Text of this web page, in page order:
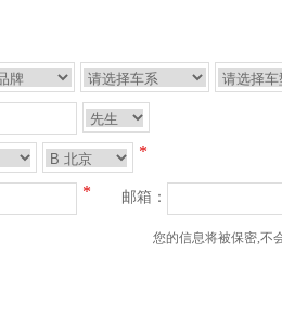
*
* 邮箱：
您的信息将被保密,不